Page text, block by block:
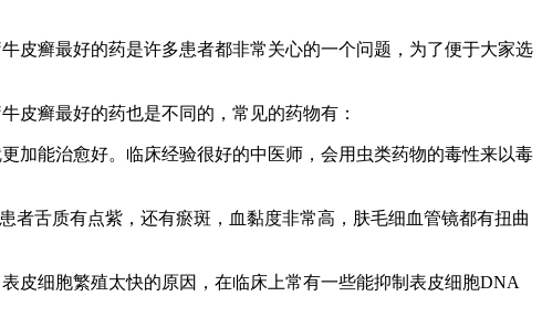
皮癣最好的药是许多患者都非常关心的一个问题，为了便于大家选
皮癣最好的药也是不同的，常见的药物有：
加能治愈好。临床经验很好的中医师，会用虫类药物的毒性来以毒
者舌质有点紫，还有瘀斑，血黏度非常高，肤毛细血管镜都有扭曲
皮细胞繁殖太快的原因，在临床上常有一些能抑制表皮细胞DNA